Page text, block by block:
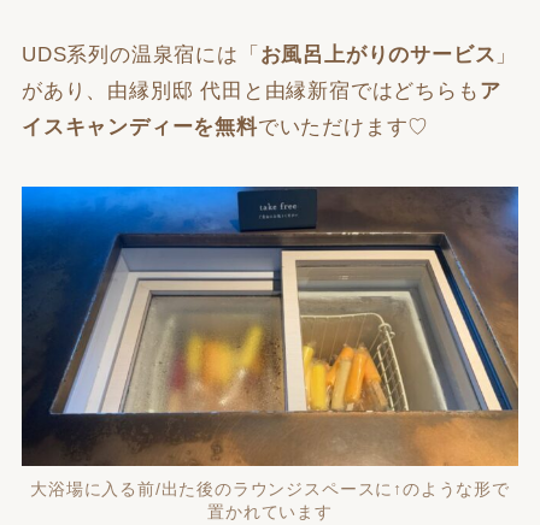
UDS系列の温泉宿には「 お風呂上がりのサービス 」
があり、由縁別邸 代田と由縁新宿ではどちらも ア
イスキャンディーを無料でいただけます♡
大浴場に入る前/出た後のラウンジスペースに↑のような形で
置かれています